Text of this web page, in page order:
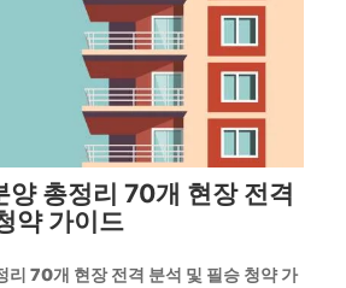
양 총정리 70개 현장 전격
약 가이드
리 70개 현장 전격 분석 및 필승 청약 가